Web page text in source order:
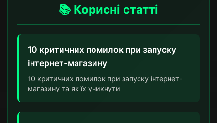
📚 Корисні статті
10 критичних помилок при запуску
інтернет-магазину
10 критичних помилок при запуску інтернет-
магазину та як їх уникнути